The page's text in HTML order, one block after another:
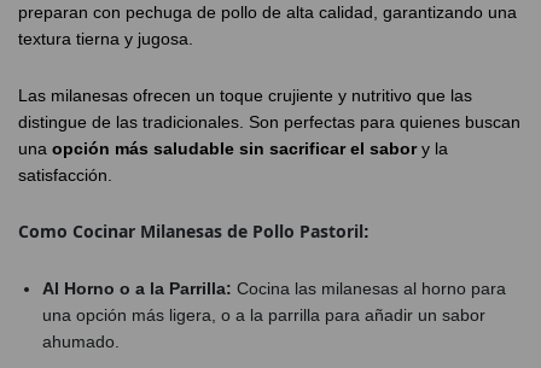
preparan con pechuga de pollo de alta calidad, garantizando una
textura tierna y jugosa.
Las milanesas ofrecen un toque crujiente y nutritivo que las
distingue de las tradicionales. Son perfectas para quienes buscan
una opción más saludable sin sacrificar el sabory la
satisfacción.
Como Cocinar Milanesas de Pollo Pastoril:
Al Horno o a la Parrilla: Cocina las milanesas al horno para
una opción más ligera, o a la parrilla para añadir un sabor
ahumado.